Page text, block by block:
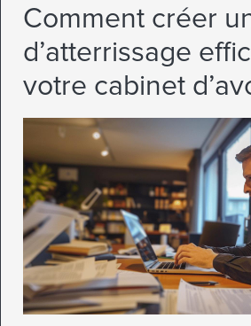
Comment créer
d’atterrissage
votre cabinet